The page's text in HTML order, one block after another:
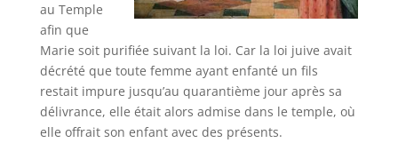
au Temple
afin que
Marie soit purifiée suivant la loi. Car la loi juive avait
décrété que toute femme ayant enfanté un fils
restait impure jusqu’au quarantième jour après sa
délivrance, elle était alors admise dans le temple, où
elle offrait son enfant avec des présents.